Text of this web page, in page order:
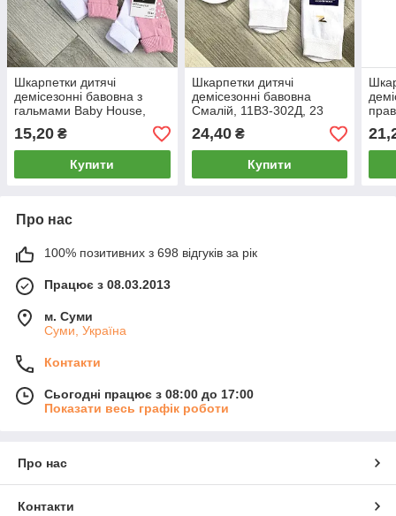
Шкарпетки дитячі
демісезонні бавовна з
гальмами Baby House,
Фінляндія-Туреччина,
розмір 19-21, асорті
15,20 ₴
Купити
Шкарпетки дитячі
демісезонні бавовна
Смалій, 11В3-302Д, 23
розмір (36-38), білі, 302
24,40₴
Купити
(14-
Про нас
100% позитивних з 698 відгуків за рік
Працює з 08.03.2013
м. Суми
Суми, Україна
Контакти
Сьогодні працює з 08:00 до 17:00
Показати весь графік роботи
Про нас
Контакти